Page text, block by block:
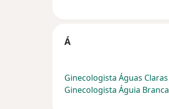
Á
Ginecologista Águas Claras
Ginecologista Águia Branca